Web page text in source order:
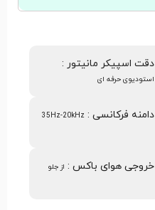
دقت اسپیکر مانیتور :
استودیوی حرفه ای
دامنه فرکانسی :
35Hz-20kHz
خروجی هوای باکس : از جلو